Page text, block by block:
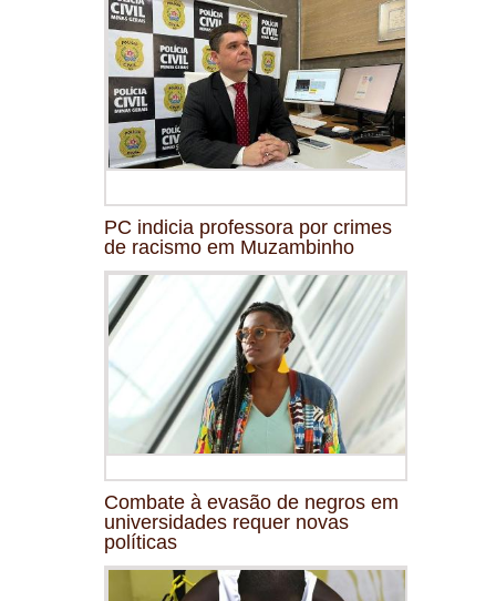
PC indicia professora por crimes
de racismo em Muzambinho
Combate à evasão de negros em
universidades requer novas
políticas